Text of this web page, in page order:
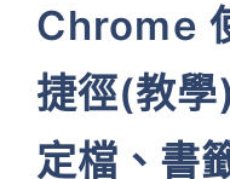
Chrome
捷徑(教
定檔、書